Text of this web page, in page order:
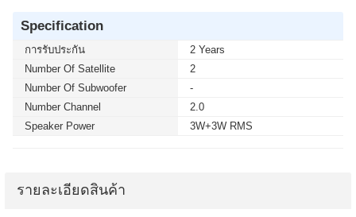
Specification
การรับประกัน
2 Years
Number Of Satellite
2
Number Of Subwoofer
-
Number Channel
2.0
Speaker Power
3W+3W RMS
รายละเอียดสินค้า